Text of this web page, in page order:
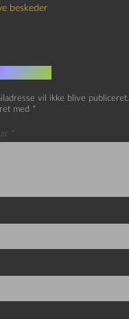
beskeder
et svar
vil ikke blive publiceret.
med *
*